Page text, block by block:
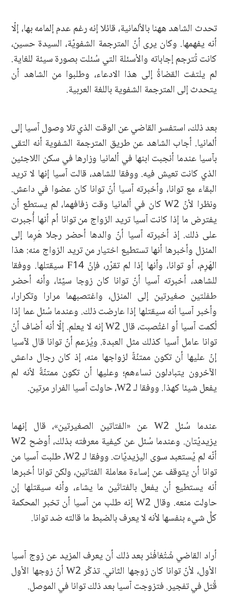
تحدث الشاهد ههنا بالألمانية، قائلا إنه رغم عدم إلمامه بها، إلّا
أنه يفهمها. وكان يرى أنّ المترجمة الشفويّة، السيدة حسين،
كانت تُترجم إجاباته والأسئلة التي سُئلت بصورة سيئة للغاية.
لم يلتفت القضاةُ إلى هذا الادعاء، وطلبوا من الشاهد أن
يتحدث إلى المترجمة الشفوية باللغة العربية.
بعد ذلك، استفسر القاضي عن الوقت الذي تلا وصول آسيا إلى
ألمانيا. أجاب الشاهد عن طريق المترجمة الشفوية أنه التقى
بآسيا عندما أنجبت ابنها في ألمانيا وزارها في سكن اللاجئين
الذي كانت تعيش فيه. ووفقا للشاهد، قالت آسيا إنها لا تريد
البقاء مع توانا، وأخبرته آسيا أنّ توانا كان عضوا في داعش.
ونظرا لأنّ W2 كان في ألمانيا وقت زفافهما، لم يستطع أن
يفترض ما إذا كانت آسيا تريد الزواج من توانا أم أنها أُجبرت
على ذلك. إذ أخبرته آسيا أنّ والدها أحضر رجلا هَرِما إلى
المنزل وأخبرها أنها تستطيع اختيار من تريد الزواج منه: هذا
الهَرِم، أو توانا، وأنها إذا لم تقرّر، فإنّ F14 سيقتلها. ووفقا
للشاهد، أخبرته آسيا أنّ توانا كان زوجا سيّئا، وأنه أحضر
طفلتين صغيرتين إلى المنزل، واغتصبهما مرارا وتكرارا،
وأخبر آسيا أنه سيقتلها إذا عارضت ذلك. وعندما سُئل عما إذا
لُكمت آسيا أو اغتُصبت، قال W2 إنه لا يعلم. إلّا أنه أضاف أنّ
توانا عامل آسيا كذلك مثل العبدة. ويُزعم أنّ توانا قال لآسيا
إنّ عليها أن تكون ممتنّةً لزواجها منه، إذ كان رجال داعش
الآخرون يتبادلون نساءهم؛ وعليها أن تكون ممتنّةً لأنه لم
يفعل شيئا كهذا. ووفقا لـ W2، حاولت آسيا الفرار مرتين.
عندما سُئل W2 عن «الفتاتين الصغيرتين»، قال إنهما
يزيديّتان. وعندما سُئل عن كيفية معرفته بذلك، أوضح W2
أنّه لم يُستعبد سوى اليزيديّات. ووفقا لـ W2، طلبت آسيا من
توانا أن يتوقف عن إساءة معاملة الفتاتين، ولكن توانا أخبرها
أنه يستطيع أن يفعل بالفتاتَين ما يشاء، وأنه سيقتلها إن
حاولت منعه. وقال W2 إنه طلب من آسيا أن تخبر المحكمة
كلَّ شيء بنفسها لأنه لا يعرف بالضبط ما قالته ضد توانا.
أراد القاضي شْتْغافْنَر بعد ذلك أن يعرف المزيد عن زوج آسيا
الأول، لأنّ توانا كان زوجها الثاني. تذكّر W2 أنّ زوجها الأول
قُتل في تفجير. فتزوجت آسيا بعد ذلك توانا في الموصل.